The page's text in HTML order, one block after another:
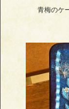
青梅のケ